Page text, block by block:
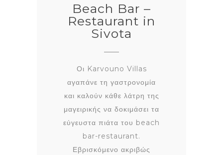
Beach Bar –
Restaurant in
Sivota
Οι Karvouno Villas
αγαπάνε τη γαστρονομία
και καλούν κάθε λάτρη της
μαγειρικής να δοκιμάσει τα
εύγευστα πιάτα του beach
bar-restaurant.
Εβρισκόμενο ακριβώς